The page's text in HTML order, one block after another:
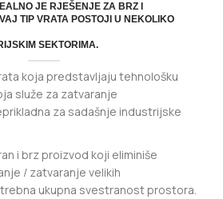
JE RJEŠENJE ZA BRZ I
TIP VRATA POSTOJI U NEKOLIKO
SEKTORIMA.
koja predstavljaju tehnološku
služe za zatvaranje
za sadašnje industrijske
i brz proizvod koji eliminiše
/ zatvaranje velikih
ukupna svestranost prostora.